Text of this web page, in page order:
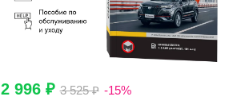
2 996 ₽3 525 ₽ -15%